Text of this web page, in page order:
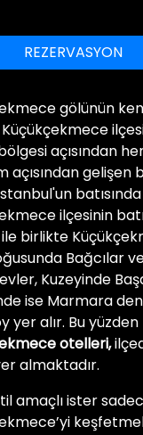
REZERVASYON
gölünün
açısından
açısından gelişen
ilçesinin
ile birlikte
Bağcılar
Kuzeyinde
ise Marmara
yer alır. Bu yüzden
otelleri,
almaktadır.
amaçlı ister